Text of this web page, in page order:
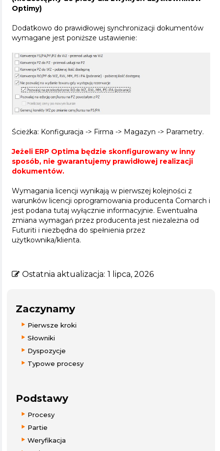
Zaczynamy
Pierwsze kroki
Słowniki
Dyspozycje
Typowe procesy
Podstawy
Procesy
Partie
Weryfikacja
Optimy)
Dodatkowo do prawidłowej synchronizacji dokumentów
wymagane jest poniższe ustawienie:
Ścieżka: Konfiguracja -> Firma -> Magazyn -> Parametry.
Jeżeli ERP Optima będzie skonfigurowany w inny
sposób, nie gwarantujemy prawidłowej realizacji
dokumentów.
Wymagania licencji wynikają w pierwszej kolejności z
warunków licencji oprogramowania producenta Comarch i
jest podana tutaj wyłącznie informacyjnie. Ewentualna
zmiana wymagań przez producenta jest niezależna od
Futuriti i niezbędna do spełnienia przez
użytkownika/klienta.
Ostatnia aktualizacja: 1 lipca, 2026